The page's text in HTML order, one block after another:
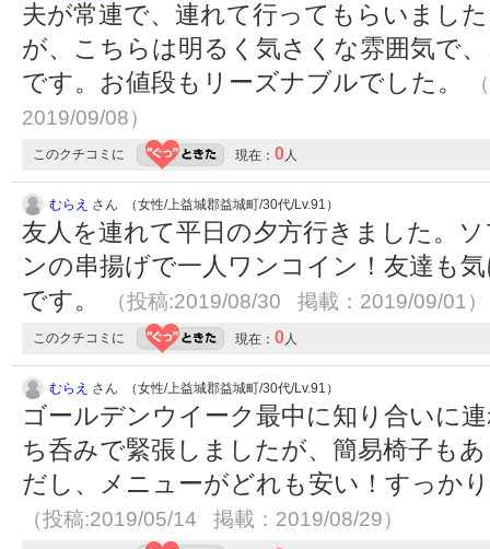
夫が常連で、連れて行ってもらいまし
が、こちらは明るく気さくな雰囲気で
です。お値段もリーズナブルでした。
2019/09/08）
このクチコミに 現在： 0 人
むらえ さん （女性/上益城郡益城町/30代/Lv.91）
友人を連れて平日の夕方行きました。
ンの串揚げで一人ワンコイン！友達も
です。
（投稿:2019/08/30 掲載：2019/09/01）
このクチコミに 現在： 0 人
むらえ さん （女性/上益城郡益城町/30代/Lv.91）
ゴールデンウイーク最中に知り合いに
ち呑みで緊張しましたが、簡易椅子も
だし、メニューがどれも安い！すっか
（投稿:2019/05/14 掲載：2019/08/29）